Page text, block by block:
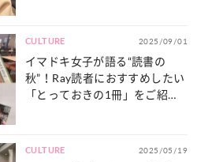
CULTURE 2025/09/01
イマドキ女子が語る“読書の
秋”！Ray読者におすすめしたい
「とっておきの1冊」をご紹介
CULTURE 2025/05/19